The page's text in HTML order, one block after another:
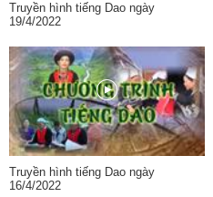
Truyền hình tiếng Dao ngày
19/4/2022
Truyền hình tiếng Dao ngày
16/4/2022